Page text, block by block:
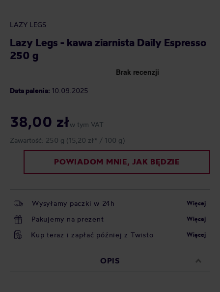
LAZY LEGS
Lazy Legs - kawa ziarnista Daily Espresso
250 g
Data palenia: 10.09.2025
38,00 złw tym VAT
Zawartość: 250 g (15,20 zł* / 100 g)
POWIADOM MNIE, JAK BĘDZIE
Wysyłamy paczki w 24h Więcej
Pakujemy na prezent Więcej
Kup teraz i zapłać później z Twisto Więcej
OPIS